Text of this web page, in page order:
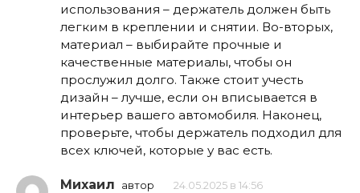
использования – держатель должен быть
легким в креплении и снятии. Во-вторых,
материал – выбирайте прочные и
качественные материалы, чтобы он
прослужил долго. Также стоит учесть
дизайн – лучше, если он вписывается в
интерьер вашего автомобиля. Наконец,
проверьте, чтобы держатель подходил для
всех ключей, которые у вас есть.
Михаил автор 24.05.2025 в 14:56